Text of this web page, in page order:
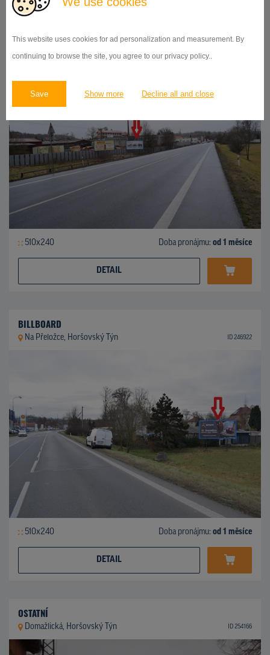
This website uses cookies for ad personalization and measurement. By
continuing to browse the site, you agree to our privacy policy..
Save Show more Decline all and close
BILLBOARD
510x240 Doba pronájmu: od 1 měsíce
DETAIL
BILLBOARD
Na Přeložce, Horšovský Týn ID 246922
510x240 Doba pronájmu: od 1 měsíce
DETAIL
OSTATNÍ
Domažlická, Horšovský Týn ID 254166